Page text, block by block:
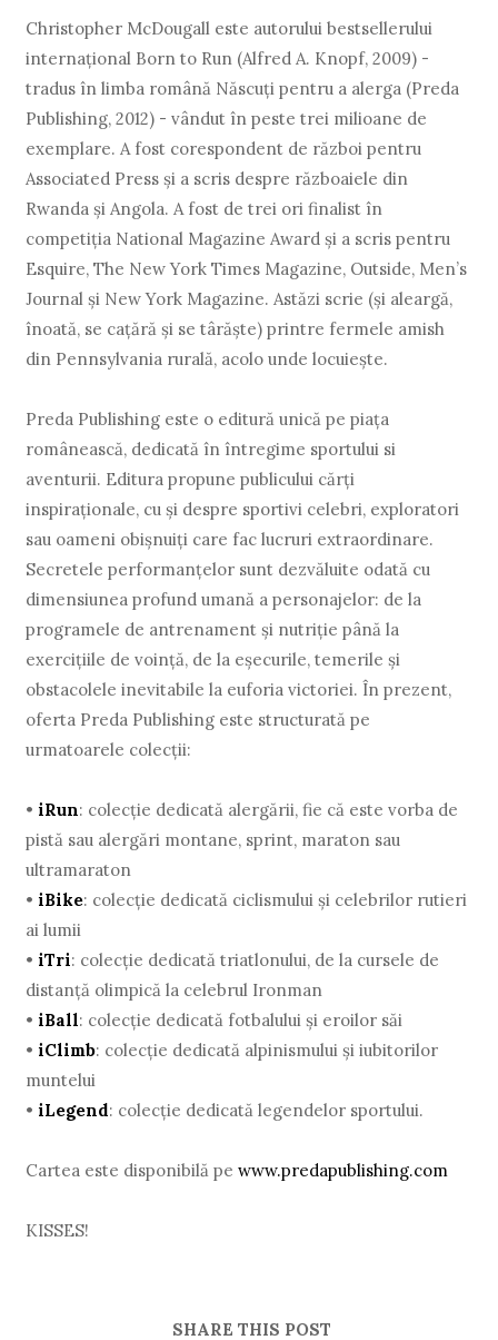
Christopher McDougall este autorului bestsellerului
internaţional Born to Run (Alfred A. Knopf, 2009) -
tradus în limba română Născuţi pentru a alerga (Preda
Publishing, 2012) - vândut în peste trei milioane de
exemplare. A fost corespondent de război pentru
Associated Press şi a scris despre războaiele din
Rwanda şi Angola. A fost de trei ori finalist în
competiţia National Magazine Award şi a scris pentru
Esquire, The New York Times Magazine, Outside, Men’s
Journal şi New York Magazine. Astăzi scrie (şi aleargă,
înoată, se cațără și se târăște) printre fermele amish
din Pennsylvania rurală, acolo unde locuiește.
Preda Publishing este o editură unică pe piaţa
românească, dedicată în întregime sportului si
aventurii. Editura propune publicului cărţi
inspiraţionale, cu şi despre sportivi celebri, exploratori
sau oameni obişnuiţi care fac lucruri extraordinare.
Secretele performanţelor sunt dezvăluite odată cu
dimensiunea profund umană a personajelor: de la
programele de antrenament şi nutriţie până la
exerciţiile de voinţă, de la eşecurile, temerile şi
obstacolele inevitabile la euforia victoriei. În prezent,
oferta Preda Publishing este structurată pe
urmatoarele colecţii:
• iRun: colecţie dedicată alergării, fie că este vorba de
pistă sau alergări montane, sprint, maraton sau
ultramaraton
• iBike: colecţie dedicată ciclismului şi celebrilor rutieri
ai lumii
• iTri: colecţie dedicată triatlonului, de la cursele de
distanţă olimpică la celebrul Ironman
• iBall: colecţie dedicată fotbalului şi eroilor săi
• iClimb: colecţie dedicată alpinismului şi iubitorilor
muntelui
• iLegend: colecţie dedicată legendelor sportului.
Cartea este disponibilă pewww.predapublishing.com
KISSES!
SHARE THIS POST